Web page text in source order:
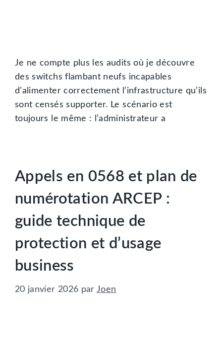
Je ne compte plus les audits où je découvre
des switchs flambant neufs incapables
d’alimenter correctement l’infrastructure qu’ils
sont censés supporter. Le scénario est
toujours le même : l’administrateur a
Appels en 0568 et plan de
numérotation ARCEP :
guide technique de
protection et d’usage
business
20 janvier 2026 par Joen